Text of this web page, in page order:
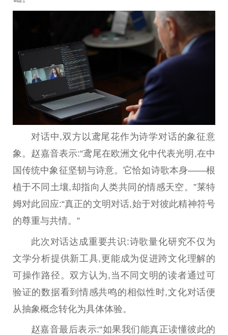
对话中,双方以鸢尾花作为诗学对话的象征意
象。赵嘉音表示:“鸢尾在欧洲文化中代表光明,在中
国传统中象征坚韧与诗意。它恰如诗歌本身——根
植于不同土壤,却指向人类共同的情感天空。”莱特
姆对此回应:“真正的文明对话,始于对彼此精神符号
的尊重与共情。”
此次对话达成重要共识:诗歌量化研究不仅为
文学分析提供新工具,更能成为促进跨文化理解的
可操作路径。双方认为,当不同文明的读者通过可
验证的数据看到情感共鸣的相似性时,文化对话便
从抽象概念转化为具体体验。
赵嘉音最后表示:“如果我们能真正读懂彼此的